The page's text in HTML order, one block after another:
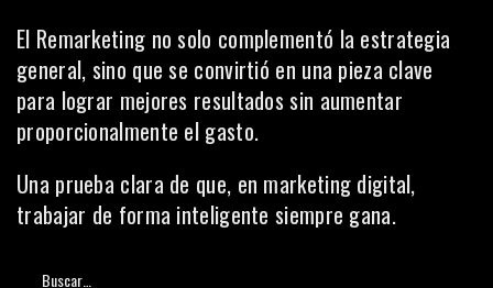
El Remarketing no solo complementó la estrategia
general, sino que se convirtió en una pieza clave
para lograr mejores resultados sin aumentar
proporcionalmente el gasto.
Una prueba clara de que, en marketing digital,
trabajar de forma inteligente siempre gana.